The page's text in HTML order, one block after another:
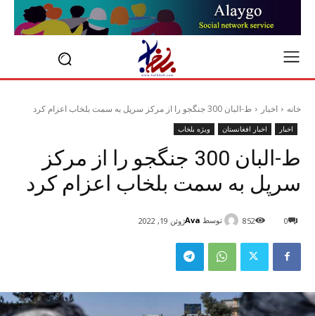
خانه اخبار ط-البان 300 جنگجو را از مرکز سرپل به سمت بلخاب اعزام کرد
اخبار اخبار افغانستان ویژه بلخاب
ط-البان 300 جنگجو را از مرکز
سرپل به سمت بلخاب اعزام کرد
توسط Avaژوئن 19, 2022 0
852